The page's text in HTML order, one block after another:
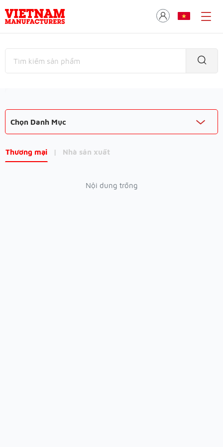
Chọn Danh Mục
Thương mại | Nhà sản xuất
Nội dung trống